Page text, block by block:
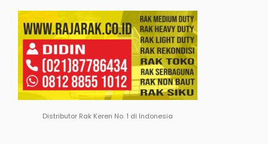
Distributor Rak Keren No. 1 di Indonesia